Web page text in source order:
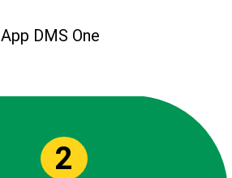
2
App DMS One